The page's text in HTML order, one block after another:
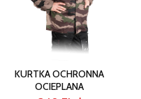
KURTKA OCHRONNA
OCIEPLANA